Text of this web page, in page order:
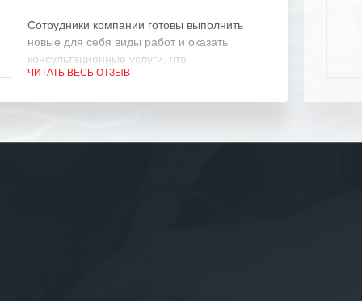
Сотрудники компании готовы выполнить
новые для себя виды работ и оказать
консультационные услуги, что
характеризует их как профессионалов
ответственного и надежного поставщика
ЧИТАТЬ ВЕСЬ ОТЗЫВ